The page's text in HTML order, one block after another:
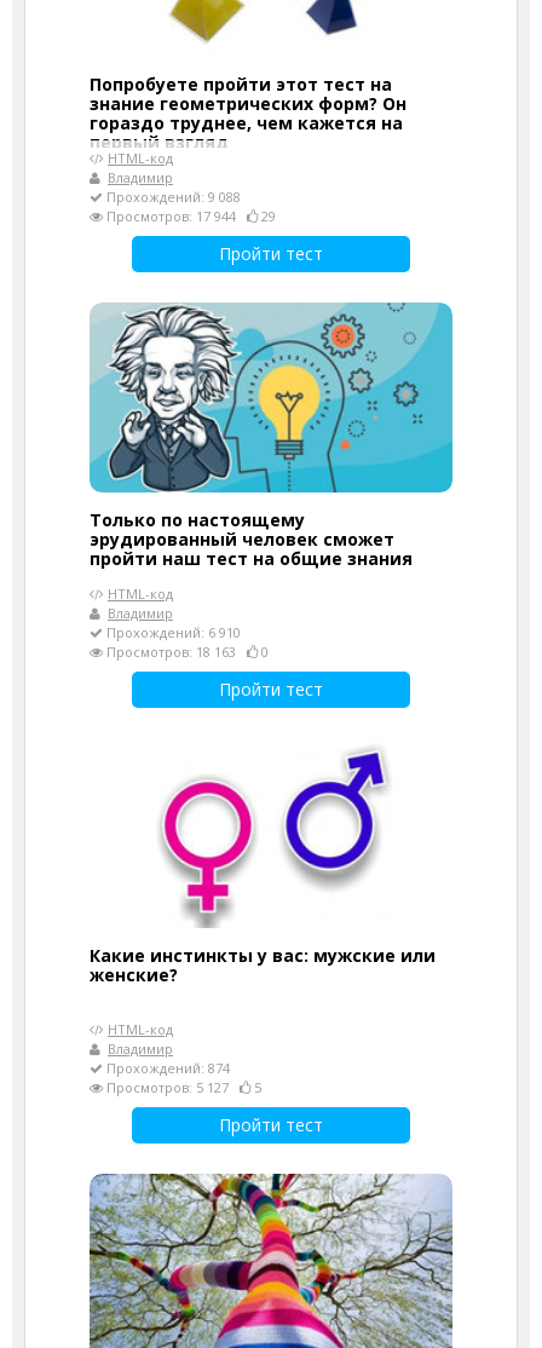
Попробуете пройти этот тест на
знание геометрических форм? Он
гораздо труднее, чем кажется на
первый взгляд
HTML-код
Владимир
Прохождений: 9 088
Просмотров: 17 944
29
Пройти тест
Только по настоящему
эрудированный человек сможет
пройти наш тест на общие знания
HTML-код
Владимир
Прохождений: 6 910
Просмотров: 18 163
0
Пройти тест
Какие инстинкты у вас: мужские или
женские?
HTML-код
Владимир
Прохождений: 874
Просмотров: 5 127
5
Пройти тест